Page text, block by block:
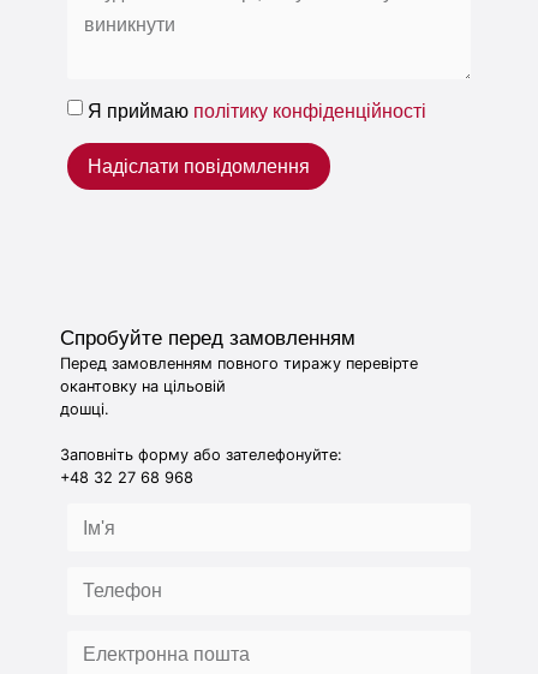
Я приймаю політику конфіденційності
Надіслати повідомлення
Спробуйте перед замовленням
Перед замовленням повного тиражу перевірте
окантовку на цільовій
дошці.
Заповніть форму або зателефонуйте:
+48 32 27 68 968